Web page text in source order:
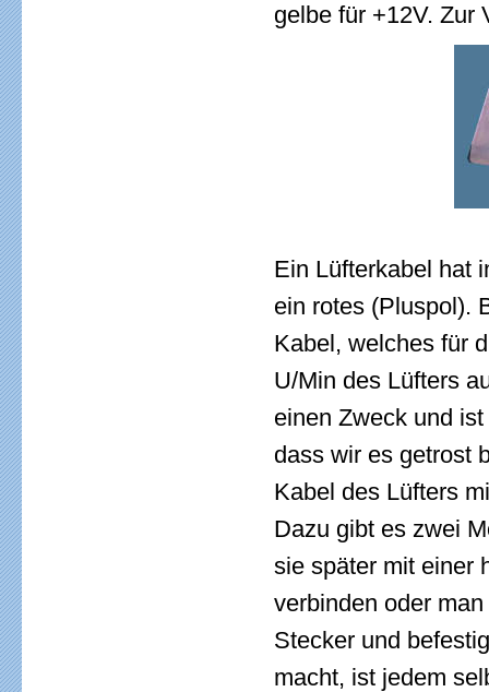
gelbe für +12V. Zur
Ein Lüfterkabel hat
ein rotes (Pluspol).
Kabel, welches für
U/Min des Lüfters
einen Zweck und
dass wir es getrost
Kabel des Lüfters
Dazu gibt es zwei
sie später mit einer
verbinden oder
Stecker und
macht, ist jedem